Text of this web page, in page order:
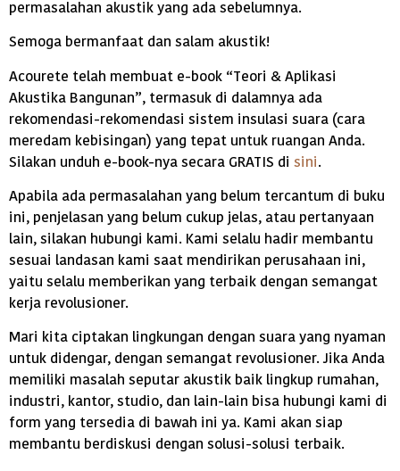
permasalahan akustik yang ada sebelumnya.
Semoga bermanfaat dan salam akustik!
Acourete telah membuat e-book “Teori & Aplikasi
Akustika Bangunan”, termasuk di dalamnya ada
rekomendasi-rekomendasi sistem insulasi suara (cara
meredam kebisingan) yang tepat untuk ruangan Anda.
Silakan unduh e-book-nya secara GRATIS di sini.
Apabila ada permasalahan yang belum tercantum di buku
ini, penjelasan yang belum cukup jelas, atau pertanyaan
lain, silakan hubungi kami. Kami selalu hadir membantu
sesuai landasan kami saat mendirikan perusahaan ini,
yaitu selalu memberikan yang terbaik dengan semangat
kerja revolusioner.
Mari kita ciptakan lingkungan dengan suara yang nyaman
untuk didengar, dengan semangat revolusioner. Jika Anda
memiliki masalah seputar akustik baik lingkup rumahan,
industri, kantor, studio, dan lain-lain bisa hubungi kami di
form yang tersedia di bawah ini ya. Kami akan siap
membantu berdiskusi dengan solusi-solusi terbaik.